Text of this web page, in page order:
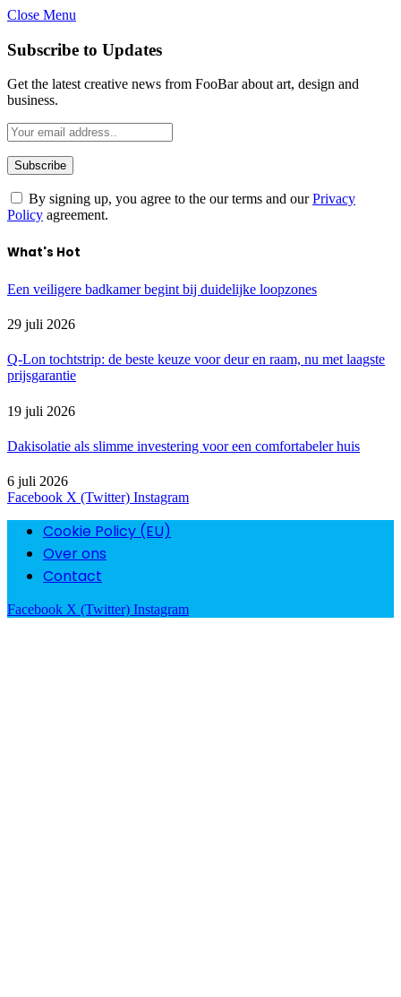
Close Menu
Subscribe to Updates
Get the latest creative news from FooBar about art, design and
business.
By signing up, you agree to the our terms and ourPrivacy
Policy agreement.
What's Hot
Een veiligere badkamer begint bij duidelijke loopzones
29 juli 2026
Q-Lon tochtstrip: de beste keuze voor deur en raam, nu met laagste
prijsgarantie
19 juli 2026
Dakisolatie als slimme investering voor een comfortabeler huis
6 juli 2026
Facebook X (Twitter) Instagram
Cookie Policy (EU)
Over ons
Contact
Facebook X (Twitter) Instagram